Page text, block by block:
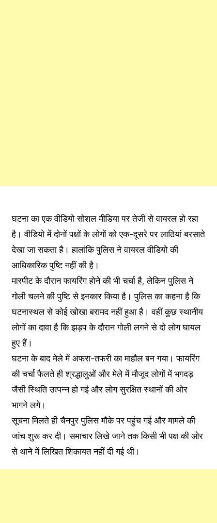
घटना का एक वीडियो सोशल मीडिया पर तेजी से वायरल हो रहा
है। वीडियो में दोनों पक्षों के लोगों को एक-दूसरे पर लाठियां बरसाते
देखा जा सकता है। हालांकि पुलिस ने वायरल वीडियो की
आधिकारिक पुष्टि नहीं की है।
मारपीट के दौरान फायरिंग होने की भी चर्चा है, लेकिन पुलिस ने
गोली चलने की पुष्टि से इनकार किया है। पुलिस का कहना है कि
घटनास्थल से कोई खोखा बरामद नहीं हुआ है। वहीं कुछ स्थानीय
लोगों का दावा है कि झड़प के दौरान गोली लगने से दो लोग घायल
हुए हैं।
घटना के बाद मेले में अफरा-तफरी का माहौल बन गया। फायरिंग
की चर्चा फैलते ही श्रद्धालुओं और मेले में मौजूद लोगों में भगदड़
जैसी स्थिति उत्पन्न हो गई और लोग सुरक्षित स्थानों की ओर
भागने लगे।
सूचना मिलते ही चैनपुर पुलिस मौके पर पहुंच गई और मामले की
जांच शुरू कर दी। समाचार लिखे जाने तक किसी भी पक्ष की ओर
से थाने में लिखित शिकायत नहीं दी गई थी।